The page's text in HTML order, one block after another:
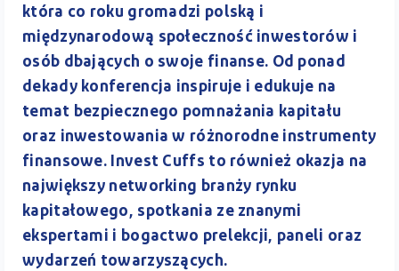
która co roku gromadzi polską i
międzynarodową społeczność inwestorów i
osób dbających o swoje finanse. Od ponad
dekady konferencja inspiruje i edukuje na
temat bezpiecznego pomnażania kapitału
oraz inwestowania w różnorodne instrumenty
finansowe. Invest Cuffs to również okazja na
największy networking branży rynku
kapitałowego, spotkania ze znanymi
ekspertami i bogactwo prelekcji, paneli oraz
wydarzeń towarzyszących.